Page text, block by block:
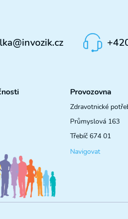
Provozovna
Zdravotnické
Průmyslová 163
Třebíč 674 01
Navigovat